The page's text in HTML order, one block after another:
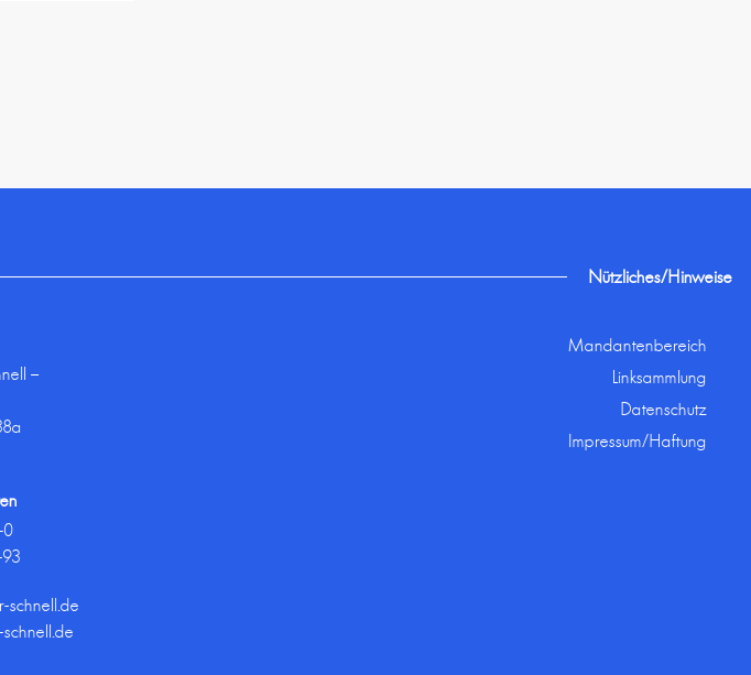
–
0
schnell.de
Nützliches/Hinweise
Mandantenbereich
Linksammlung
Datenschutz
Impressum/Haftung